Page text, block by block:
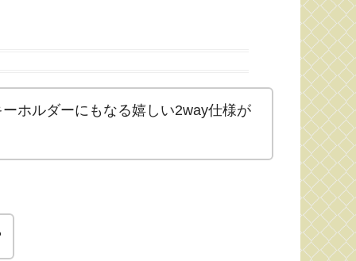
ホルダーにもなる嬉しい2way仕様が